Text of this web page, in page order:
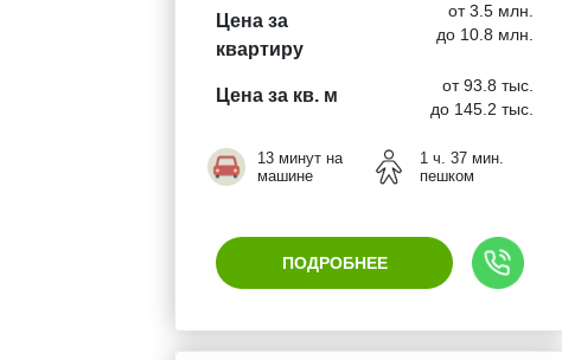
Цена за
квартиру
от 3.5 млн.
до 10.8 млн.
Цена за кв. м
от 93.8 тыс.
до 145.2 тыс.
13 минут на
машине
1 ч. 37 мин.
пешком
ПОДРОБНЕЕ